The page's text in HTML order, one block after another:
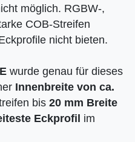
möglich. RGBW-,
COB-Streifen
nicht bieten.
wurde genau für dieses
Innenbreite von ca.
bis 20 mm Breite
Eckprofil im